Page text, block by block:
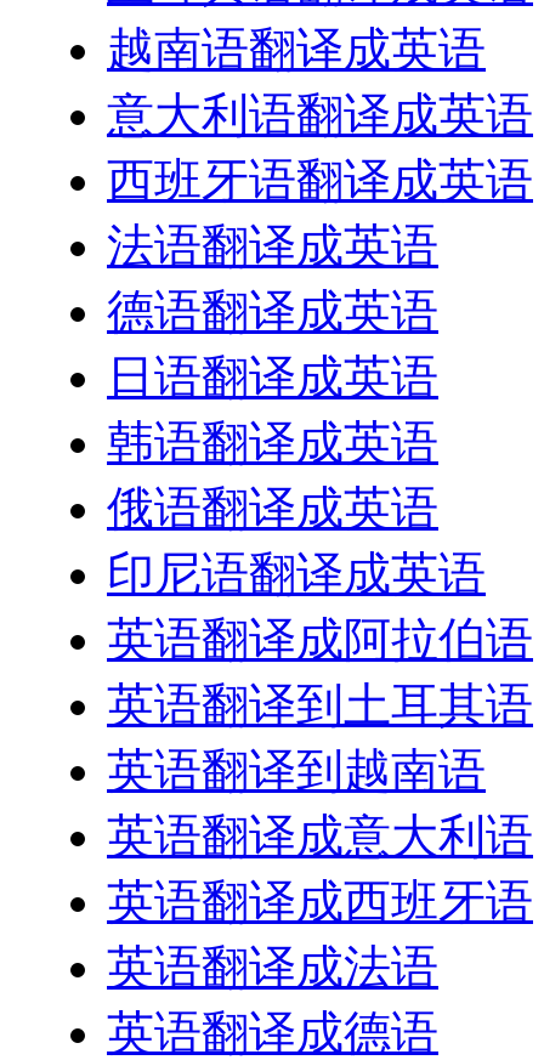
越南语翻译成英语
意大利语翻译成英语
西班牙语翻译成英语
法语翻译成英语
德语翻译成英语
日语翻译成英语
韩语翻译成英语
俄语翻译成英语
印尼语翻译成英语
英语翻译成阿拉伯语
英语翻译到土耳其语
英语翻译到越南语
英语翻译成意大利语
英语翻译成西班牙语
英语翻译成法语
英语翻译成德语